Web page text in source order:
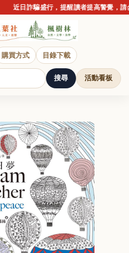
近日詐騙盛行，提醒讀者提高警覺，請
購買方式 目錄下載
搜尋 活動看板